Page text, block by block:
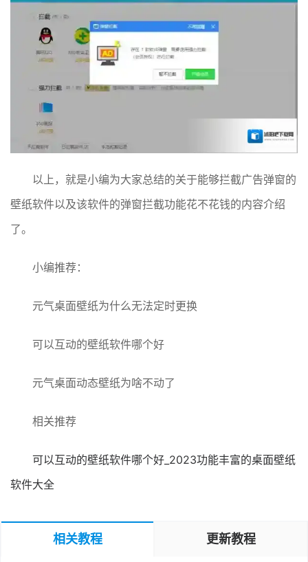
以上，就是小编为大家总结的关于能够拦截广告弹窗的
壁纸软件以及该软件的弹窗拦截功能花不花钱的内容介绍
了。
小编推荐：
元气桌面壁纸为什么无法定时更换
可以互动的壁纸软件哪个好
元气桌面动态壁纸为啥不动了
相关推荐
可以互动的壁纸软件哪个好_2023功能丰富的桌面壁纸
软件大全
相关教程 更新教程